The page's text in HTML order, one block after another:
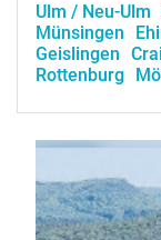
Ulm / Neu-Ulm
Münsingen
Geislingen
Rottenburg